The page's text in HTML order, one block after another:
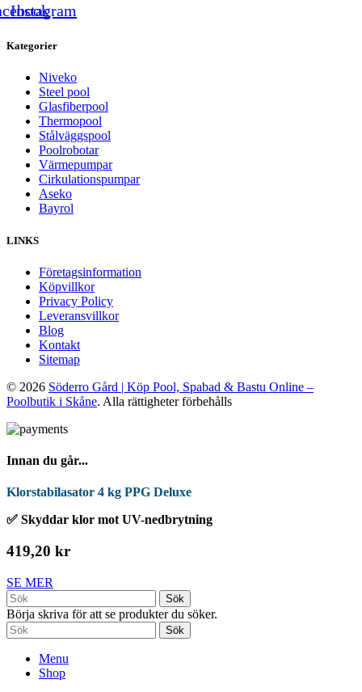
Instagram
Kategorier
Niveko
Steel pool
Glasfiberpool
Thermopool
Stålväggspool
Poolrobotar
Värmepumpar
Cirkulationspumpar
Aseko
Bayrol
LINKS
Företagsinformation
Köpvillkor
Privacy Policy
Leveransvillkor
Blog
Kontakt
Sitemap
© 2026 Söderro Gård | Köp Pool, Spabad & Bastu Online –
Poolbutik i Skåne. Alla rättigheter förbehålls
Innan du går...
Klorstabilasator 4 kg PPG Deluxe
✅ Skyddar klor mot UV-nedbrytning
419,20 kr
SE MER
Sök
Börja skriva för att se produkter du söker.
Sök
Menu
Shop